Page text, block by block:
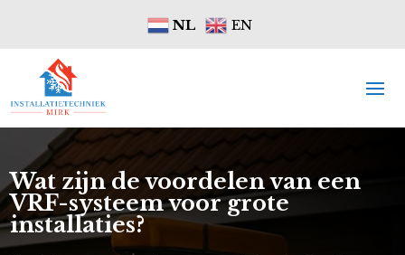
NL EN
Wat zijn de voordelen van een
VRF-systeem voor grote
installaties?